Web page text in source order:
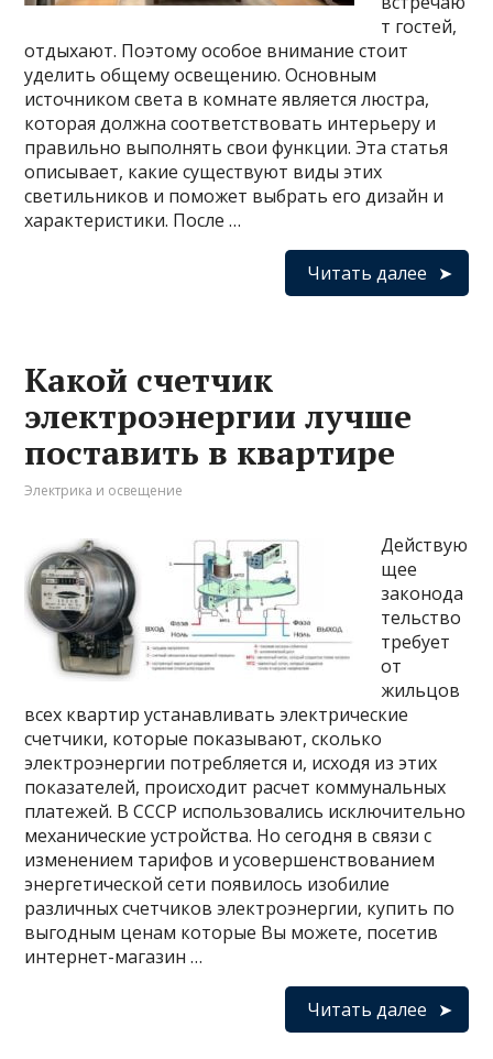
т гостей,
отдыхают. Поэтому особое внимание стоит
уделить общему освещению. Основным
источником света в комнате является люстра,
которая должна соответствовать интерьеру и
правильно выполнять свои функции. Эта статья
описывает, какие существуют виды этих
светильников и поможет выбрать его дизайн и
характеристики. После …
Читать далее
Какой счетчик
электроэнергии лучше
поставить в квартире
Электрика и освещение
Действую
щее
законода
тельство
требует
от
жильцов
всех квартир устанавливать электрические
счетчики, которые показывают, сколько
электроэнергии потребляется и, исходя из этих
показателей, происходит расчет коммунальных
платежей. В СССР использовались исключительно
механические устройства. Но сегодня в связи с
изменением тарифов и усовершенствованием
энергетической сети появилось изобилие
различных счетчиков электроэнергии, купить по
выгодным ценам которые Вы можете, посетив
интернет-магазин …
Читать далее